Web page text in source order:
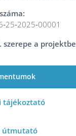
szerepe a
tájékoztató
útmutató